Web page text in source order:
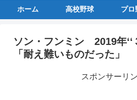
ホーム 高校野球 プロ
ソン・フンミン 2019年‘‘
「耐え難いものだった」
スポンサーリ